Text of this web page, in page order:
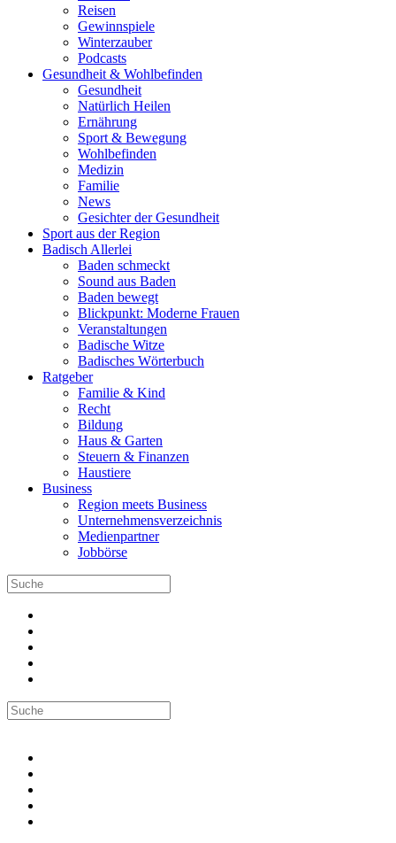
Reisen
Gewinnspiele
Winterzauber
Podcasts
Gesundheit & Wohlbefinden
Gesundheit
Natürlich Heilen
Ernährung
Sport & Bewegung
Wohlbefinden
Medizin
Familie
News
Gesichter der Gesundheit
Sport aus der Region
Badisch Allerlei
Baden schmeckt
Sound aus Baden
Baden bewegt
Blickpunkt: Moderne Frauen
Veranstaltungen
Badische Witze
Badisches Wörterbuch
Ratgeber
Familie & Kind
Recht
Bildung
Haus & Garten
Steuern & Finanzen
Haustiere
Business
Region meets Business
Unternehmensverzeichnis
Medienpartner
Jobbörse